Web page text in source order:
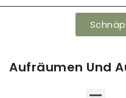
Aufräumen Und